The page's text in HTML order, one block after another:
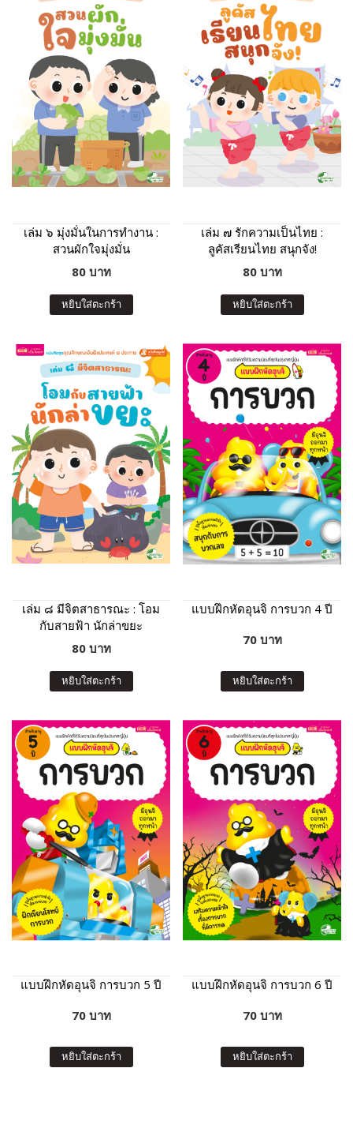
เล่ม ๖ มุ่งมั่นในการทำงาน :
สวนผักใจมุ่งมั่น
80 บาท
หยิบใส่ตะกร้า
เล่ม ๗ รักความเป็นไทย :
ลูคัสเรียนไทย สนุกจัง!
80 บาท
หยิบใส่ตะกร้า
เล่ม ๘ มีจิตสาธารณะ : โอม
กับสายฟ้า นักล่าขยะ
80 บาท
หยิบใส่ตะกร้า
แบบฝึกหัดอุนจิ การบวก 4 ปี
70 บาท
หยิบใส่ตะกร้า
แบบฝึกหัดอุนจิ การบวก 5 ปี
70 บาท
หยิบใส่ตะกร้า
แบบฝึกหัดอุนจิ การบวก 6 ปี
70 บาท
หยิบใส่ตะกร้า